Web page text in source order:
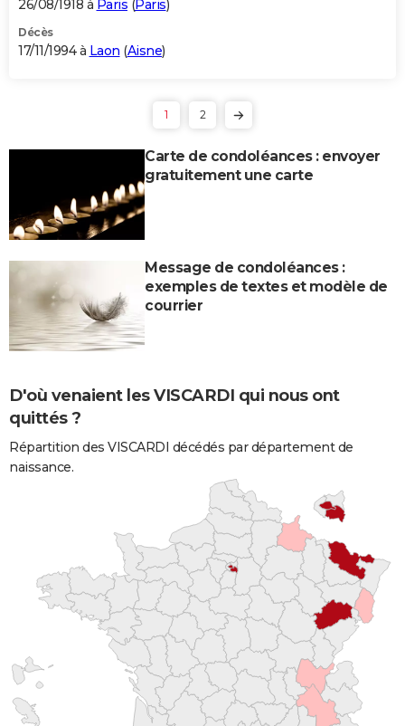
26/08/1918 à Paris (Paris)
Décès
17/11/1994 à Laon (Aisne)
1 2
Carte de condoléances : envoyer
gratuitement une carte
Message de condoléances :
exemples de textes et modèle de
courrier
D'où venaient les VISCARDI qui nous ont
quittés ?
Répartition des VISCARDI décédés par département de
naissance.